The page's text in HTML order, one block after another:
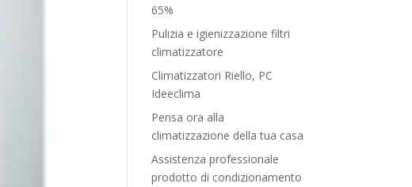
65%
Pulizia e igienizzazione filtri
climatizzatore
Climatizzatori Riello, PC
Ideeclima
Pensa ora alla
climatizzazione della tua casa
Assistenza professionale
prodotto di condizionamento